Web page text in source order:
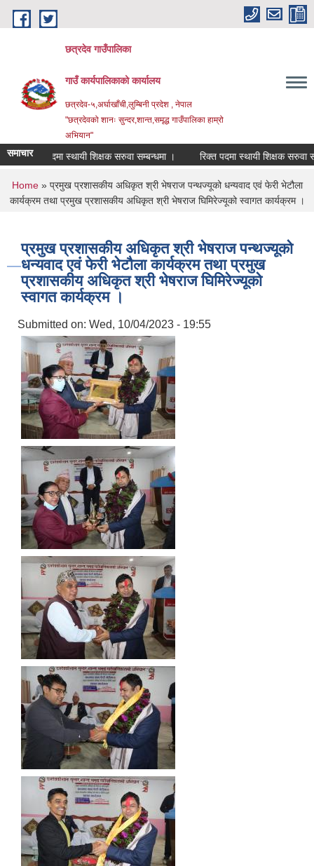
Skip to main content
छत्रदेव गाउँपालिका
गाउँ कार्यपालिकाको कार्यालय
छत्रदेव-५,अर्घाखाँची,लुम्बिनी प्रदेश , नेपाल
"छत्रदेवको शानः सुन्दर,शान्त,समृद्ध गाउँपालिका हाम्रो
अभियान"
समाचार
रिक्त पदमा स्थायी शिक्षक सरुवा सम्बन्धमा । रिक्त पदमा स्थायी शिक्षक सरुवा
You are here
Home» प्रमुख प्रशासकीय अधिकृत श्री भेषराज पन्थज्यूको धन्यवाद एवं फेरी भेटौला
कार्यक्रम तथा प्रमुख प्रशासकीय अधिकृत श्री भेषराज घिमिरेज्यूको स्वागत कार्यक्रम ।
प्रमुख प्रशासकीय अधिकृत श्री भेषराज पन्थज्यूको
धन्यवाद एवं फेरी भेटौला कार्यक्रम तथा प्रमुख
प्रशासकीय अधिकृत श्री भेषराज घिमिरेज्यूको
स्वागत कार्यक्रम ।
Submitted on: Wed, 10/04/2023 - 19:55